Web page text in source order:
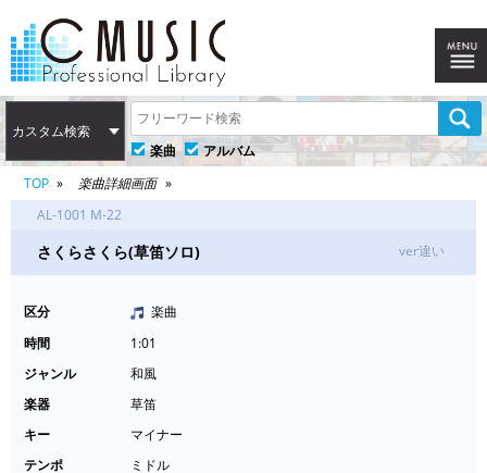
カスタム検索
楽曲
アルバム
TOP
楽曲詳細画面
AL-1001 M-22
さくらさくら(草笛ソロ) ver違い
区分
楽曲
時間
1:01
ジャンル
和風
楽器
草笛
キー
マイナー
テンポ
ミドル